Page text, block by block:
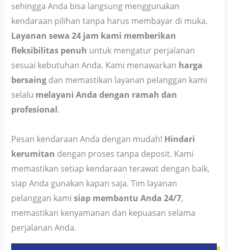
sehingga Anda bisa langsung menggunakan
kendaraan pilihan tanpa harus membayar di muka.
Layanan sewa 24 jam kami memberikan
fleksibilitas penuh untuk mengatur perjalanan
sesuai kebutuhan Anda. Kami menawarkan harga
bersaing dan memastikan layanan pelanggan kami
selalu melayani Anda dengan ramah dan
profesional.
Pesan kendaraan Anda dengan mudah! Hindari
kerumitan dengan proses tanpa deposit. Kami
memastikan setiap kendaraan terawat dengan baik,
siap Anda gunakan kapan saja. Tim layanan
pelanggan kamisiap membantu Anda 24/7,
memastikan kenyamanan dan kepuasan selama
perjalanan Anda.